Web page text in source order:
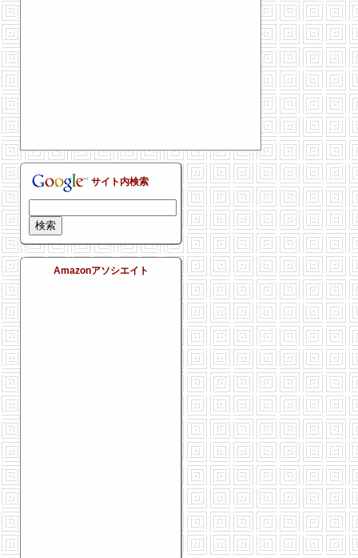
サイト内検索
Amazonアソシエイト